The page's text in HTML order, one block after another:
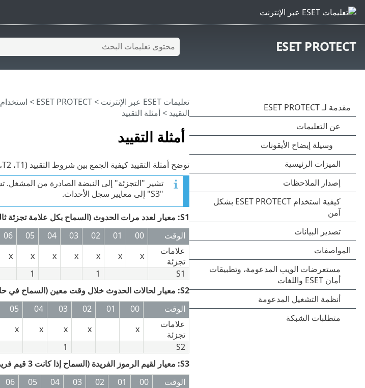
ESET PROTECT
أمثلة التقييد
تعليمات ESET عبر الإنترنت >
ESET PROTECT
> استخدام ‎ESET PROTECT
التقييد > أمثلة التقييد
توضح أمثلة التقييد كيفية الجمع بين شروط التقييد (T1‏، T2‏، S1‏، S2‏، S3) وتقييمها.
"S3" إلى معايير سجل الأحداث.
S1: معيار لعدد مرات الحدوث (السماح بكل علامة تجزئة ثالثة)
الوقت
00
01
02
03
04
05
06
علامات
تجزئة
x
x
x
x
x
x
x
S1
1
1
S2: معيار لحالات الحدوث خلال وقت معين (السماح في حالة حدوث 3 علامات تجزئة خلال 4 ثوانٍ)
الوقت
00
01
02
03
04
05
علامات
تجزئة
x
x
x
x
x
S2
1
S3: معيار لقيم الرموز الفريدة (السماح إذا كانت 3 قيم فريدة في أحد الصفوف)
الوقت
00
01
02
03
04
05
06